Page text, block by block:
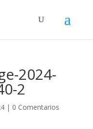
2024-
2
| 0 Comentarios